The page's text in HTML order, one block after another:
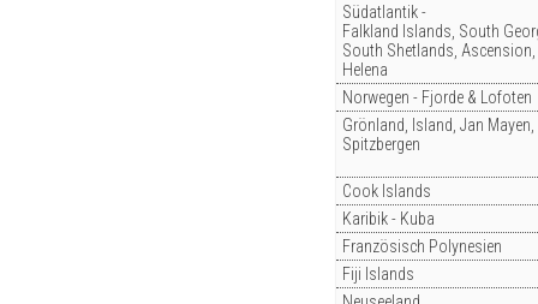
Südatlantik -
Falkland Islands, South
South Shetlands, Ascension,
Helena
Norwegen - Fjorde & Lofoten
Grönland, Island, Jan Mayen,
Spitzbergen
Cook Islands
Karibik - Kuba
Französisch Polynesien
Fiji Islands